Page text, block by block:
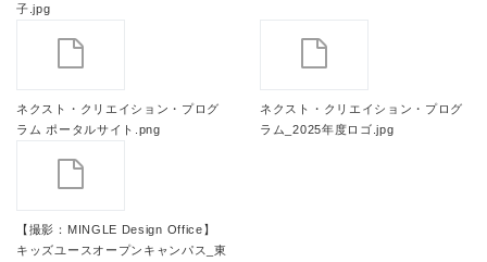
子.jpg
ネクスト・クリエイション・プログ
ラム ポータルサイト.png
ネクスト・クリエイション・プログ
ラム_2025年度ロゴ.jpg
【撮影：MINGLE Design Office】
キッズユースオープンキャンパス_東